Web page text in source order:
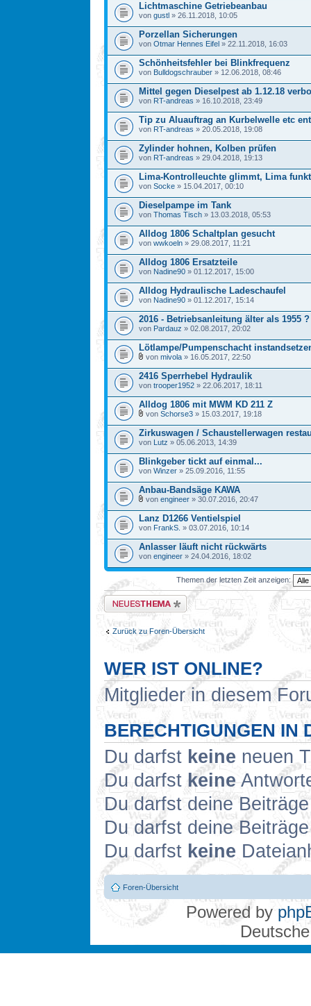
Lichtmaschine Getriebeanbau
von gustl » 26.11.2018, 10:05
Porzellan Sicherungen
von Otmar Hennes Eifel » 22.11.2018, 16:03
Schönheitsfehler bei Blinkfrequenz
von Bulldogschrauber » 12.06.2018, 08:46
Mittel gegen Dieselpest ab 1.12.18
von RT-andreas » 16.10.2018, 23:49
Tip zu Aluauftrag an Kurbelwelle etc
von RT-andreas » 20.05.2018, 19:08
Zylinder hohnen, Kolben prüfen
von RT-andreas » 29.04.2018, 19:13
Lima-Kontrolleuchte glimmt, Lima
von Socke » 15.04.2017, 00:10
Dieselpampe im Tank
von Thomas Tisch » 13.03.2018, 05:53
Alldog 1806 Schaltplan gesucht
von wwkoeln » 29.08.2017, 11:21
Alldog 1806 Ersatzteile
von Nadine90 » 01.12.2017, 15:00
Alldog Hydraulische Ladeschaufel
von Nadine90 » 01.12.2017, 15:14
2016 - Betriebsanleitung älter als 1955 ?
von Pardauz » 02.08.2017, 20:02
Lötlampe/Pumpenschacht
von mivola » 16.05.2017, 22:50
2416 Sperrhebel Hydraulik
von trooper1952 » 22.06.2017, 18:11
Alldog 1806 mit MWM KD 211 Z
von Schorse3 » 15.03.2017, 19:18
Zirkuswagen / Schaustellerwagen
von Lutz » 05.06.2013, 14:39
Blinkgeber tickt auf einmal...
von Winzer » 25.09.2016, 11:55
Anbau-Bandsäge KAWA
von engineer » 30.07.2016, 20:47
Lanz D1266 Ventielspiel
von FrankS. » 03.07.2016, 10:14
Anlasser läuft nicht rückwärts
von engineer » 24.04.2016, 18:02
Themen der letzten Zeit anzeigen:
Neues Thema erstellen
Zurück zu Foren-Übersicht
WER IST ONLINE?
Mitglieder in diesem
BERECHTIGUNGEN IN
Du darfst keine neuen
Du darfst keine
Du darfst deine
Du darfst deine
Du darfst keine
Foren-Übersicht
Powered by